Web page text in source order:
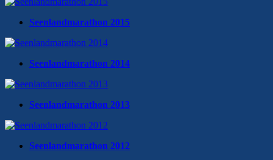
Seenlandmarathon 2015
Seenlandmarathon 2014
Seenlandmarathon 2013
Seenlandmarathon 2012